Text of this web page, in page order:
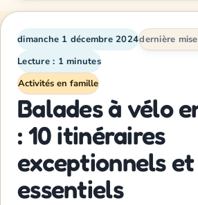
dimanche 1 décembre 2024dernière
Lecture : 1 minutes
Activités en famille
Balades à vélo
: 10 itinéraires
exceptionnels
essentiels